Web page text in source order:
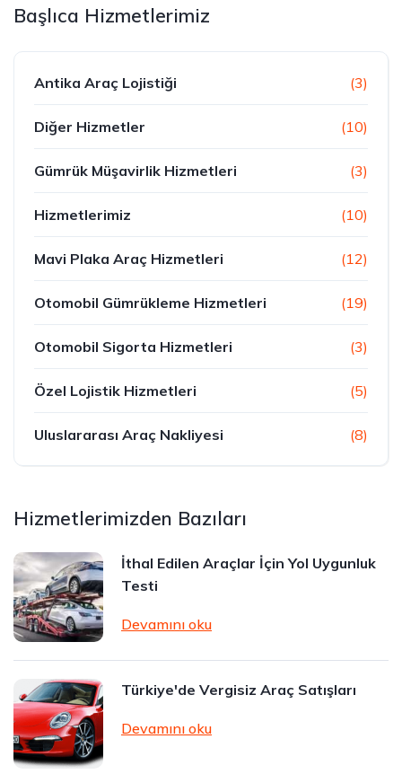
Başlıca Hizmetlerimiz
Antika Araç Lojistiği (3)
Diğer Hizmetler (10)
Gümrük Müşavirlik Hizmetleri (3)
Hizmetlerimiz (10)
Mavi Plaka Araç Hizmetleri (12)
Otomobil Gümrükleme Hizmetleri (19)
Otomobil Sigorta Hizmetleri (3)
Özel Lojistik Hizmetleri (5)
Uluslararası Araç Nakliyesi (8)
Hizmetlerimizden Bazıları
İthal Edilen Araçlar İçin Yol Uygunluk
Testi
Devamını oku
Türkiye'de Vergisiz Araç Satışları
Devamını oku